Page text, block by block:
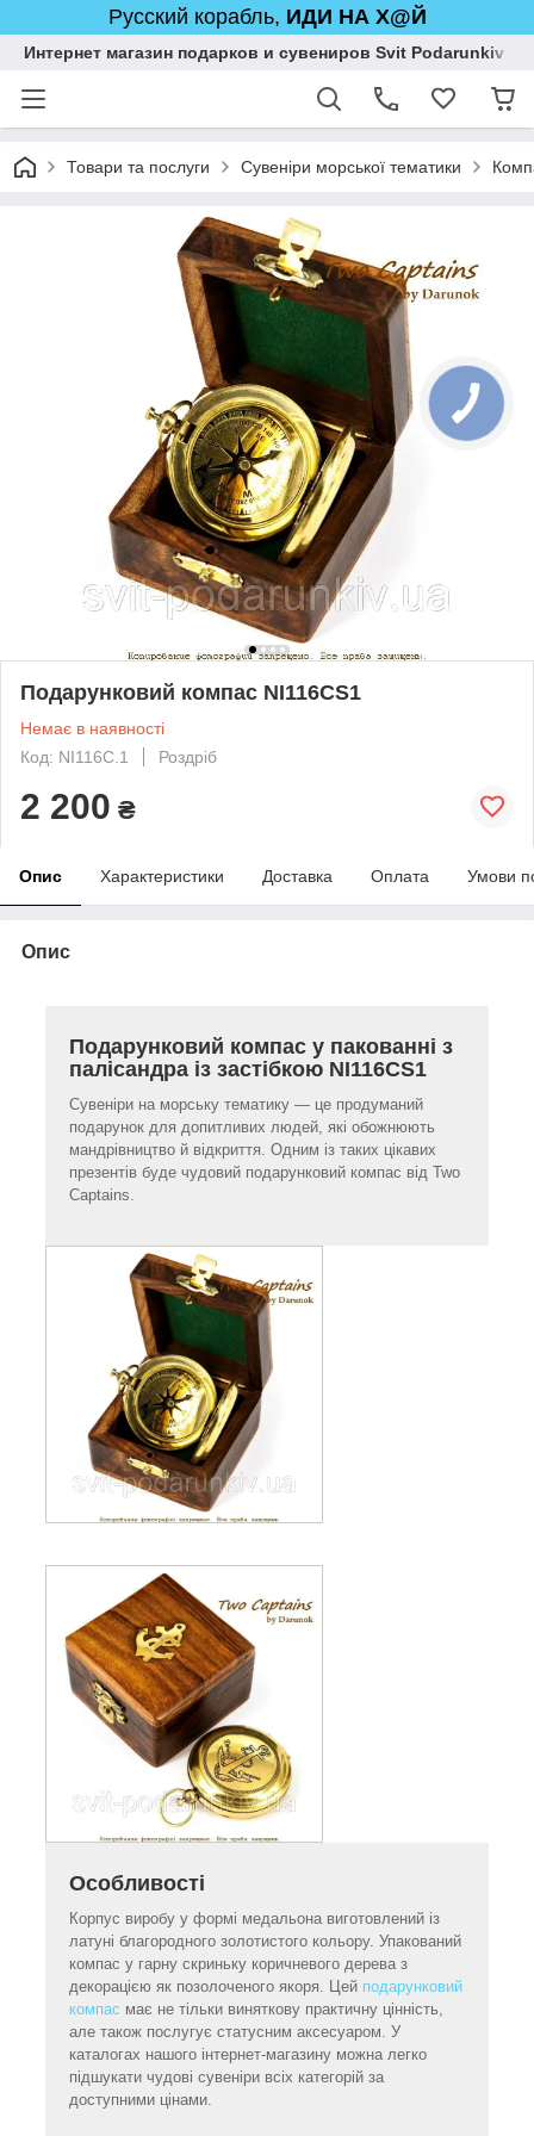
Русский корабль, ИДИ НА Х@Й
Интернет магазин подарков и сувениров Svit Podarunkiv
Товари та послуги Сувеніри морської тематики
Подарунковий компас NI116CS1
Немає в наявності
Код: NI116C.1
Роздріб
2 200 ₴
Опис Характеристики Доставка Оплата Умови
Опис
Подарунковий компас у пакованні з
палісандра із застібкою NI116CS1
Сувеніри на морську тематику — це продуманий
подарунок для допитливих людей, які обожнюють
мандрівництво й відкриття. Одним із таких цікавих
презентів буде чудовий подарунковий компас від Two
Captains.
Особливості
Корпус виробу у формі медальона виготовлений із
латуні благородного золотистого кольору. Упакований
компас у гарну скриньку коричневого дерева з
декорацією як позолоченого якоря. Цей подарунковий
компас має не тільки виняткову практичну цінність,
але також послугує статусним аксесуаром. У
каталогах нашого інтернет-магазину можна легко
підшукати чудові сувеніри всіх категорій за
доступними цінами.